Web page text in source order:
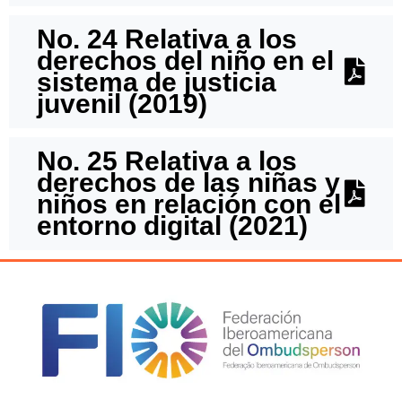
No. 24 Relativa a los
derechos del niño en el
sistema de justicia
juvenil (2019)
No. 25 Relativa a los
derechos de las niñas y
niños en relación con el
entorno digital (2021)